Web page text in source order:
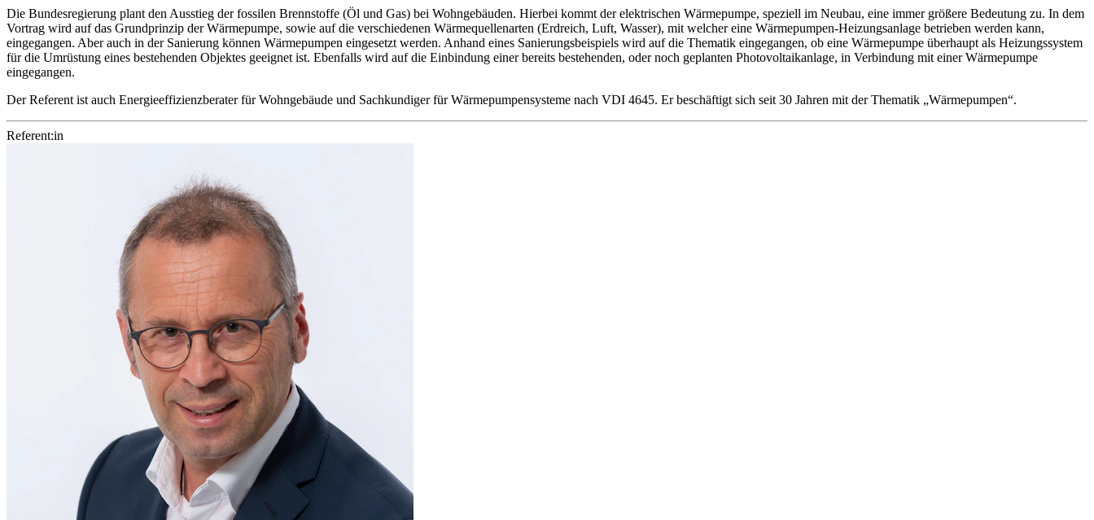
Die Bundesregierung plant den Ausstieg der fossilen Brennstoffe (Öl und Gas) bei Wohngebäuden. Hierbei kommt der elektrischen Wärmepumpe, speziell im Neubau, eine immer größere Bedeutung zu. In dem
Vortrag wird auf das Grundprinzip der Wärmepumpe, sowie auf die verschiedenen Wärmequellenarten (Erdreich, Luft, Wasser), mit welcher eine Wärmepumpen-Heizungsanlage betrieben werden kann,
eingegangen. Aber auch in der Sanierung können Wärmepumpen eingesetzt werden. Anhand eines Sanierungsbeispiels wird auf die Thematik eingegangen, ob eine Wärmepumpe überhaupt als Heizungssystem
für die Umrüstung eines bestehenden Objektes geeignet ist. Ebenfalls wird auf die Einbindung einer bereits bestehenden, oder noch geplanten Photovoltaikanlage, in Verbindung mit einer Wärmepumpe
eingegangen.
Der Referent ist auch Energieeffizienzberater für Wohngebäude und Sachkundiger für Wärmepumpensysteme nach VDI 4645. Er beschäftigt sich seit 30 Jahren mit der Thematik „Wärmepumpen“.
Referent:in